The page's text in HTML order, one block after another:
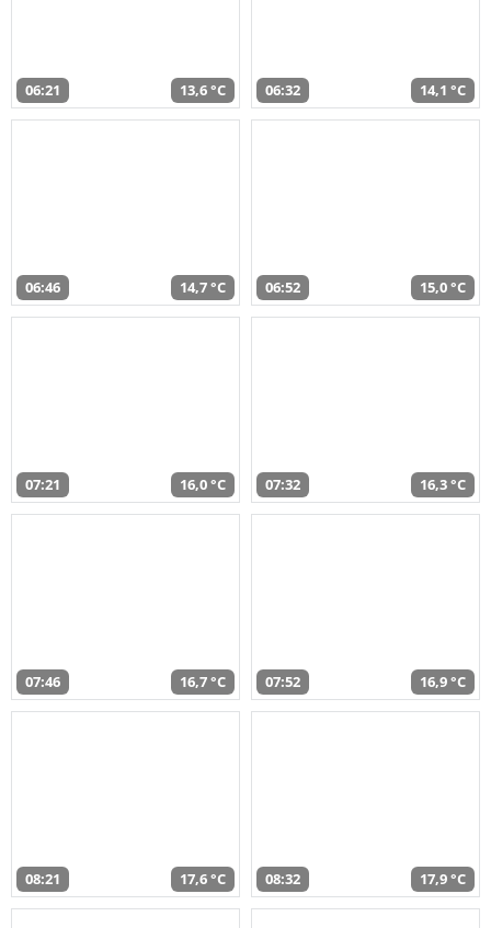
06:21 13,6 °C 06:32 14,1 °C
06:46 14,7 °C 06:52 15,0 °C
07:21 16,0 °C 07:32 16,3 °C
07:46 16,7 °C 07:52 16,9 °C
08:21 17,6 °C 08:32 17,9 °C